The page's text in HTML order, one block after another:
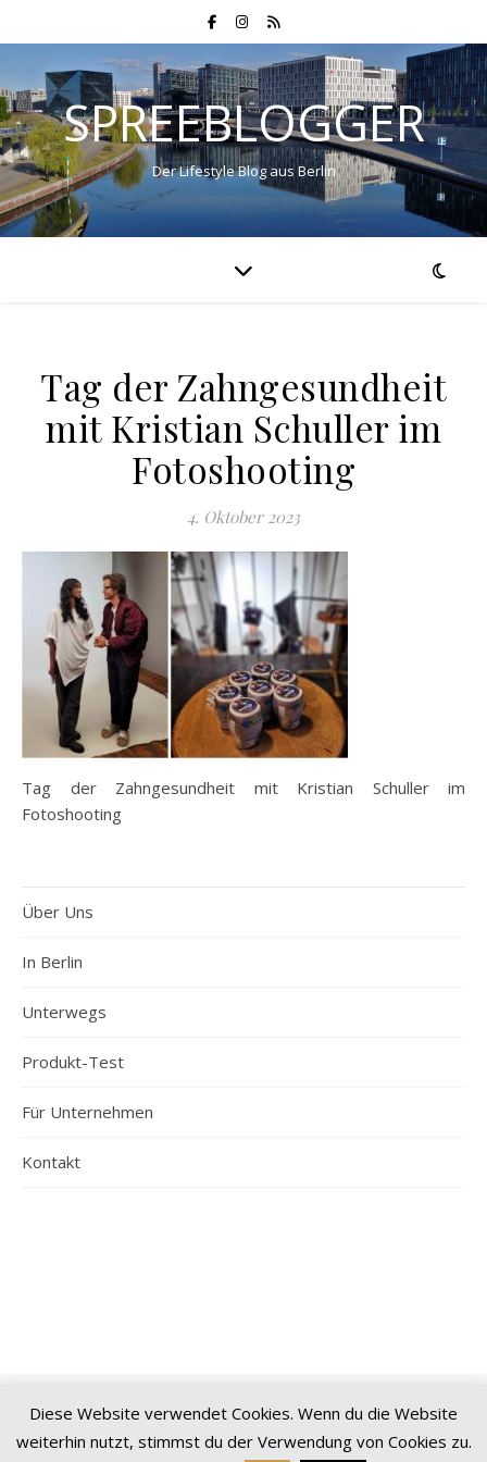
SPREEBLOGGER
Der Lifestyle Blog aus Berlin
Tag der Zahngesundheit
mit Kristian Schuller im
Fotoshooting
4. Oktober 2023
Tag der Zahngesundheit mit Kristian Schuller im
Fotoshooting
Über Uns
In Berlin
Unterwegs
Produkt-Test
Für Unternehmen
Kontakt
© 2026 Spreeblogger | Alle Inhalte sind urheberrechtlich geschützt
|Impressum |Datenschutz|Sitemap
Diese Website verwendet Cookies. Wenn du die Website
weiterhin nutzt, stimmst du der Verwendung von Cookies zu.